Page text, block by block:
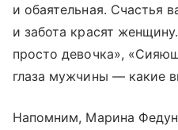
и обаятельная. Счастья
и забота красят
просто девочка»,
глаза мужчины — какие
Напомним, Марина